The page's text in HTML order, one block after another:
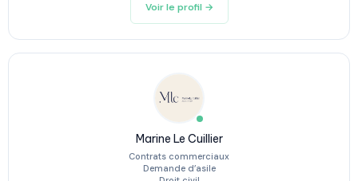
Voir le profil →
Marine Le Cuillier
Contrats commerciaux
Demande d’asile